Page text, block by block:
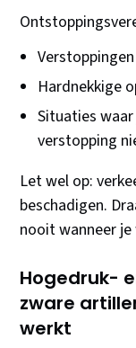
Hardnekkige
Situaties
verstopping
Let wel op:
beschadigen.
nooit wanneer
Hogedruk-
zware
werkt